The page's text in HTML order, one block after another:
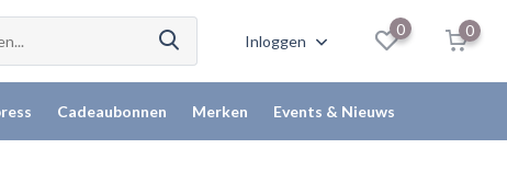
Inloggen
0 0
Cadeaubonnen Merken Events & Nieuws